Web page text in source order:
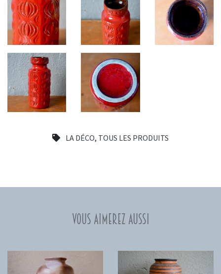
LA DÉCO, TOUS LES PRODUITS
Vous aimerez aussi